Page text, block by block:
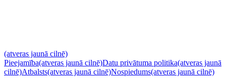
(atveras jaunā cilnē)
Pieejamība(atveras jaunā cilnē)Datu privātuma politika(atveras jaunā
cilnē)Atbalsts(atveras jaunā cilnē)Nospiedums(atveras jaunā cilnē)